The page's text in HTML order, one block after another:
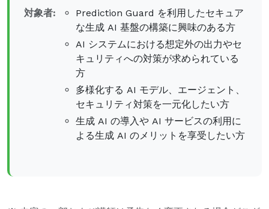
対象者:
Prediction Guard を利用したセキュア
な生成 AI 基盤の構築に興味のある方
AI システムにおける想定外の出力やセ
キュリティへの対策が求められている
方
多様化する AI モデル、エージェント、
セキュリティ対策を一元化したい方
生成 AI の導入や AI サービスの利用に
よる生成 AI のメリットを享受したい方